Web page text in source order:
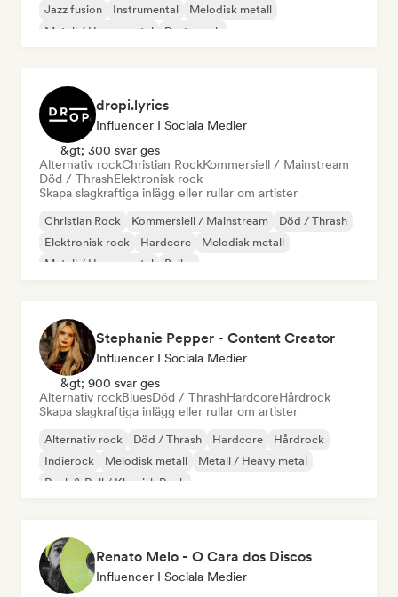
Jazz fusion
Instrumental
Melodisk metall
Metall / Heavy metal
Posta rock
dropi.lyrics
Influencer I Sociala Medier
&gt; 300 svar ges
Alternativ rockChristian RockKommersiell / Mainstream
Död / ThrashElektronisk rock
Skapa slagkraftiga inlägg eller rullar om artister
Christian Rock Kommersiell / Mainstream
Död / Thrash
Elektronisk rock
Hardcore
Melodisk metall
Metall / Heavy metal
Buller
Stephanie Pepper - Content Creator
Influencer I Sociala Medier
&gt; 900 svar ges
Alternativ rockBluesDöd / ThrashHardcoreHårdrock
Skapa slagkraftiga inlägg eller rullar om artister
Alternativ rock Död / Thrash Hardcore
Hårdrock
Indierock
Melodisk metall
Metall / Heavy metal
Rock & Roll / Klassisk Rock
Renato Melo - O Cara dos Discos
Influencer I Sociala Medier